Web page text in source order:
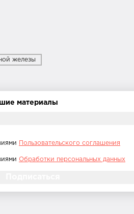
железы
материалы
Пользовательского соглашения
Обработки персональных данных